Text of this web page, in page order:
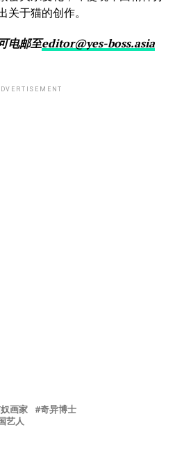
于猫的创作。
电邮至editor@yes-boss.asia
画家
奇异博士
艺人